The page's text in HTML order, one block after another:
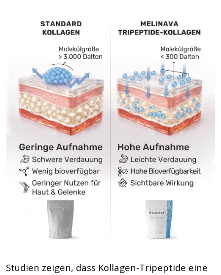
Studien zeigen, dass Kollagen-Tripeptide eine